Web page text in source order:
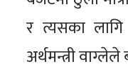
र त्यसका लागि
अर्थमन्त्री वाग्लेले